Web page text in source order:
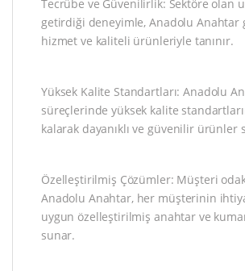
Tecrübe ve Güvenilirlik: Sektöre olan
getirdiği deneyimle, Anadolu Anahtar
hizmet ve kaliteli ürünleriyle tanınır.
Yüksek Kalite Standartları: Anadolu
süreçlerinde yüksek kalite
kalarak dayanıklı ve güvenilir ürünler
Özelleştirilmiş Çözümler: Müşteri
Anadolu Anahtar, her müşterinin
uygun özelleştirilmiş anahtar ve
sunar.